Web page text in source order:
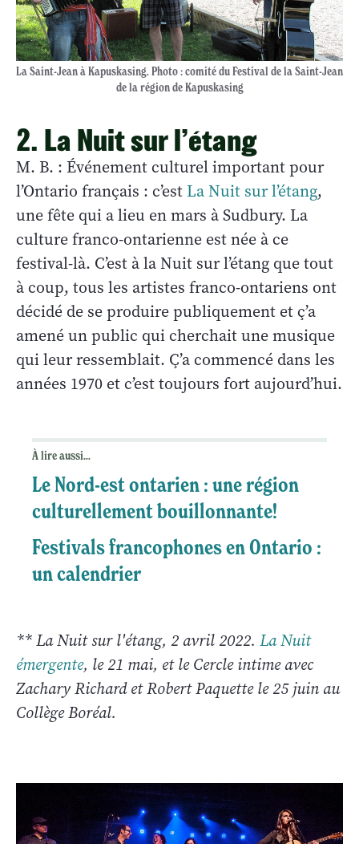
La Saint-Jean à Kapuskasing. Photo : comité du Festival de la Saint-Jean
de la région de Kapuskasing
2. La Nuit sur l’étang
M. B. : Événement culturel important pour
l’Ontario français : c’est La Nuit sur l’étang,
une fête qui a lieu en mars à Sudbury. La
culture franco-ontarienne est née à ce
festival-là. C’est à la Nuit sur l’étang que tout
à coup, tous les artistes franco-ontariens ont
décidé de se produire publiquement et ç’a
amené un public qui cherchait une musique
qui leur ressemblait. Ç’a commencé dans les
années 1970 et c’est toujours fort aujourd’hui.
À lire aussi...
Le Nord-est ontarien : une région
culturellement bouillonnante!
Festivals francophones en Ontario :
un calendrier
** La Nuit sur l'étang, 2 avril 2022. La Nuit
émergente, le 21 mai, et le Cercle intime avec
Zachary Richard et Robert Paquette le 25 juin au
Collège Boréal.